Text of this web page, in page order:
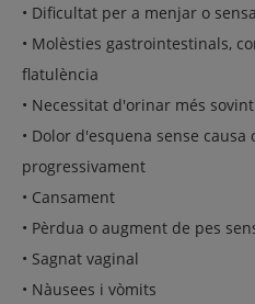
• Dificultat per a menjar o
• Molèsties gastrointestinals,
flatulència
• Necessitat d'orinar més sovint
• Dolor d'esquena sense
progressivament
• Cansament
• Pèrdua o augment de pes
• Sagnat vaginal
• Nàusees i vòmits